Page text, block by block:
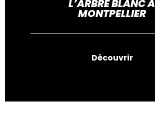
L’ARBRE BLANC À
MONTPELLIER
Découvrir